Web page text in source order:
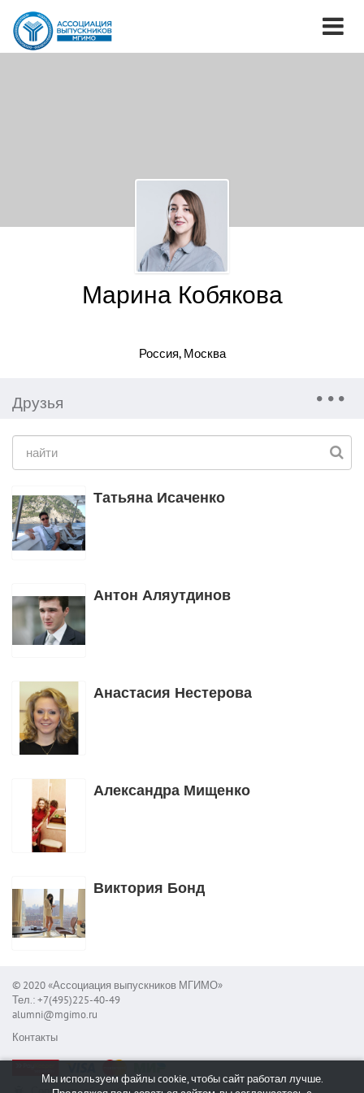
Марина Кобякова
Россия, Москва
Друзья
Татьяна Исаченко
Антон Аляутдинов
Анастасия Нестерова
Александра Мищенко
Виктория Бонд
© 2020 «Ассоциация выпускников МГИМО»
Тел.: +7(495)225-40-49
alumni@mgimo.ru
Контакты
Мы используем файлы cookie, чтобы сайт работал лучше.